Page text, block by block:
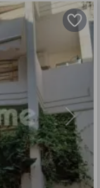
Next